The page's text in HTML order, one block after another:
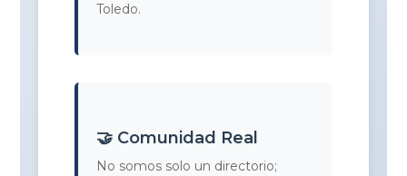
Toledo.
🤝 Comunidad Real
No somos solo un directorio;